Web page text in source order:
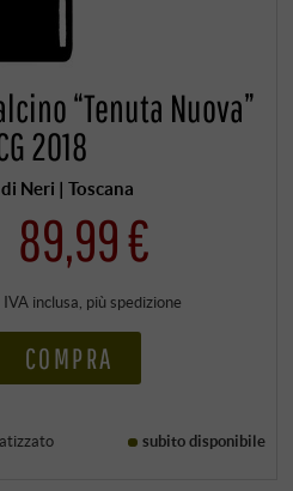
“Tenuta Nuova”
2018
Neri | Toscana
89,99 €
IVA inclusa , più spedizione
COMPRA
subito disponibile